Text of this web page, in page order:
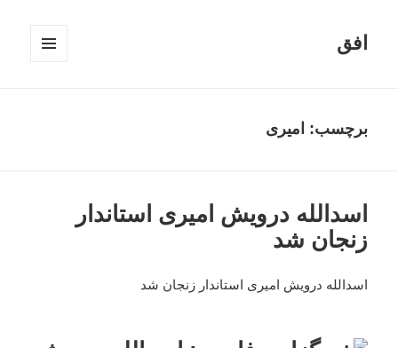
افق
برچسب: امیری
اسدالله درویش امیری استاندار
زنجان شد
اسدالله درویش امیری استاندار زنجان شد